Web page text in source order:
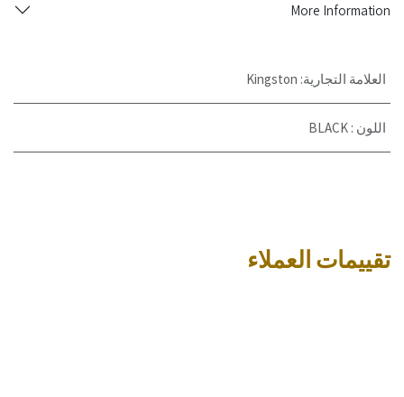
More Information
العلامة التجارية:
Kingston
اللون :
BLACK
تقييمات العملاء